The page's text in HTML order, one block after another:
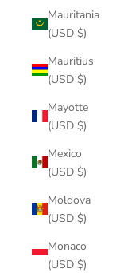
Mauritania
(USD $)
Mauritius
(USD $)
Mayotte
(USD $)
Mexico
(USD $)
Moldova
(USD $)
Monaco
(USD $)